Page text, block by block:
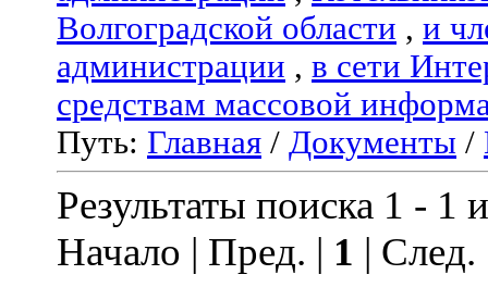
Волгоградской области , и
администрации , в сети
средствам массовой
Путь: Главная / Документы /
Результаты поиска 1 - 1
Начало | Пред. | 1 |